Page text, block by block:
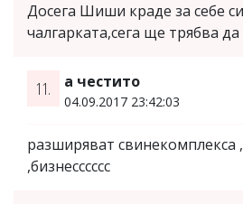
Досега Шиши краде за себе
чалгарката,сега ще трябва
11. а честито
04.09.2017 23:42:03
разширяват свинекомплекса
,бизнесссссс